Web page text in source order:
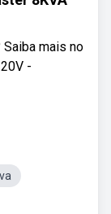
mais no
-